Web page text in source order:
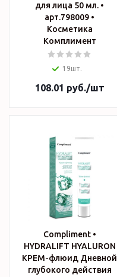
для лица 50 мл. •
арт.798009 •
Косметика
Комплимент
19шт.
108.01 руб./шт
Compliment •
HYDRALIFT HYALURON
КРЕМ-флюид Дневной
глубокого действия